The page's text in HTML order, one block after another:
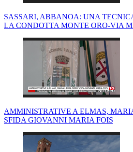
SASSARI, ABBANOA: UNA
LA CONDOTTA MONTE ORO-VIA
AMMINISTRATIVE A ELMAS,
SFIDA GIOVANNI MARIA FOIS